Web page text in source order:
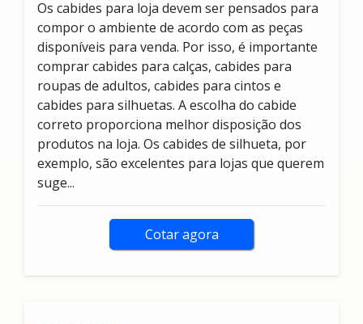
Os cabides para loja devem ser pensados para
compor o ambiente de acordo com as peças
disponíveis para venda. Por isso, é importante
comprar cabides para calças, cabides para
roupas de adultos, cabides para cintos e
cabides para silhuetas. A escolha do cabide
correto proporciona melhor disposição dos
produtos na loja. Os cabides de silhueta, por
exemplo, são excelentes para lojas que querem
suge...
Cotar agora